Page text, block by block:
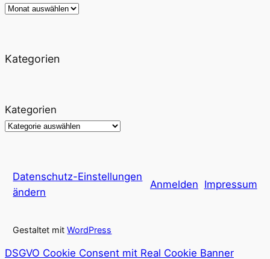
Archiv
Kategorien
Kategorien
Datenschutz-Einstellungen
ändern
Anmelden Impressum
Gestaltet mitWordPress
DSGVO Cookie Consent mit Real Cookie Banner